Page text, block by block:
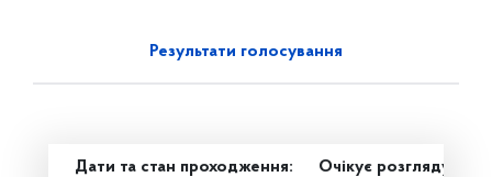
Результати голосування
Дати та стан проходження: Очікує розгляду